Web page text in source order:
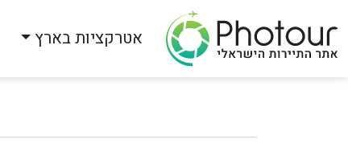
אטרקציות בארץ